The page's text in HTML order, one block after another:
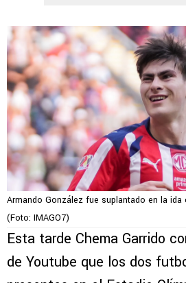
Armando González fue suplantado en la ida
(Foto: IMAGO7)
Esta tarde Chema Garrido
de Youtube que los dos